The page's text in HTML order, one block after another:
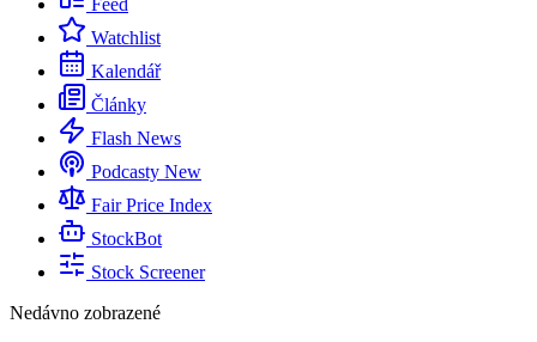
Feed
Watchlist
Kalendář
Články
Flash News
Podcasty New
Fair Price Index
StockBot
Stock Screener
Nedávno zobrazené